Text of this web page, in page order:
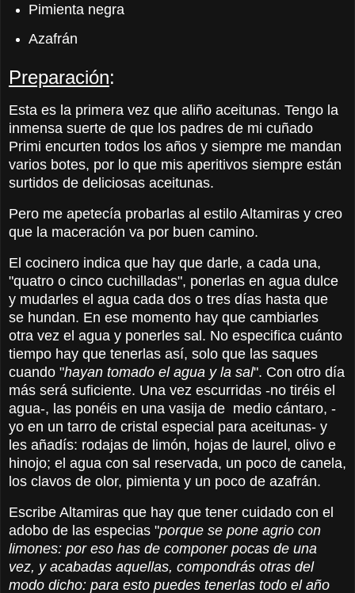
Pimienta negra
Azafrán
Preparación:
Esta es la primera vez que aliño aceitunas. Tengo la
inmensa suerte de que los padres de mi cuñado
Primi encurten todos los años y siempre me mandan
varios botes, por lo que mis aperitivos siempre están
surtidos de deliciosas aceitunas.
Pero me apetecía probarlas al estilo Altamiras y creo
que la maceración va por buen camino.
El cocinero indica que hay que darle, a cada una,
"quatro o cinco cuchilladas", ponerlas en agua dulce
y mudarles el agua cada dos o tres días hasta que
se hundan. En ese momento hay que cambiarles
otra vez el agua y ponerles sal. No especifica cuánto
tiempo hay que tenerlas así, solo que las saques
cuando "hayan tomado el agua y la sal". Con otro día
más será suficiente. Una vez escurridas -no tiréis el
agua-, las ponéis en una vasija de medio cántaro, -
yo en un tarro de cristal especial para aceitunas- y
les añadís: rodajas de limón, hojas de laurel, olivo e
hinojo; el agua con sal reservada, un poco de canela,
los clavos de olor, pimienta y un poco de azafrán.
Escribe Altamiras que hay que tener cuidado con el
adobo de las especias "porque se pone agrio con
limones: por eso has de componer pocas de una
vez, y acabadas aquellas, compondrás otras del
modo dicho: para esto puedes tenerlas todo el año